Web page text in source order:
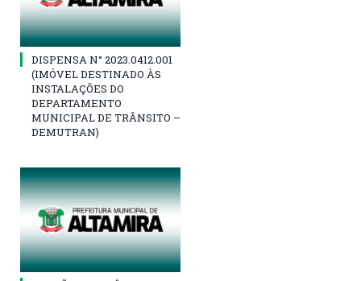
DISPENSA N° 2023.0412.001
(IMÓVEL DESTINADO ÀS
INSTALAÇÕES DO
DEPARTAMENTO
MUNICIPAL DE TRÂNSITO –
DEMUTRAN)